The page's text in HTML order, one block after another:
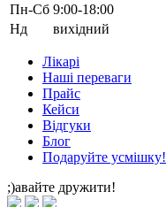
Пн-Cб 9:00-18:00
Нд
вихідний
Лікарі
Наші переваги
Прайс
Кейси
Відгуки
Блог
Подаруйте усмішку!
;)авайте дружити!